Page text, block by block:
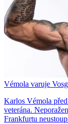
Vémola varuje
Karlos Vémola
veterána.
Frankfurtu